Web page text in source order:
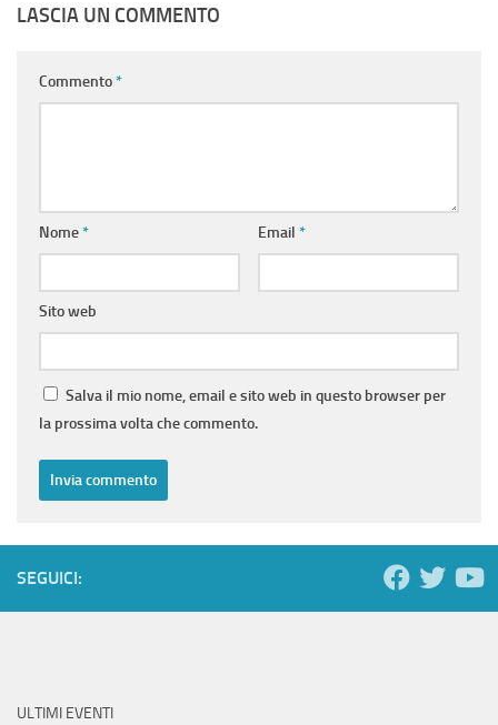
LASCIA UN COMMENTO
Commento*
Nome* Email *
Sito web
Salva il mio nome, email e sito web in questo browser per
la prossima volta che commento.
SEGUICI:
ULTIMI EVENTI